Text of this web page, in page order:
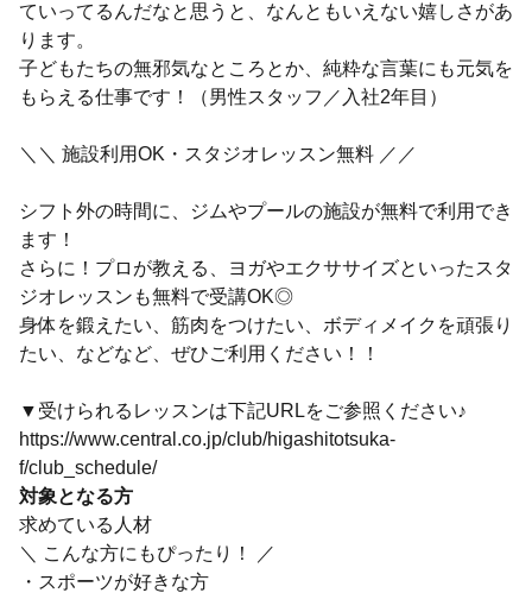
ていってるんだなと思うと、なんともいえない嬉しさがあ
ります。
子どもたちの無邪気なところとか、純粋な言葉にも元気を
もらえる仕事です！（男性スタッフ／入社2年目）
＼＼ 施設利用OK・スタジオレッスン無料 ／／
シフト外の時間に、ジムやプールの施設が無料で利用でき
ます！
さらに！プロが教える、ヨガやエクササイズといったスタ
ジオレッスンも無料で受講OK◎
身体を鍛えたい、筋肉をつけたい、ボディメイクを頑張り
たい、などなど、ぜひご利用ください！！
▼受けられるレッスンは下記URLをご参照ください♪
https://www.central.co.jp/club/higashitotsuka-
f/club_schedule/
対象となる方
求めている人材
＼ こんな方にもぴったり！ ／
・スポーツが好きな方